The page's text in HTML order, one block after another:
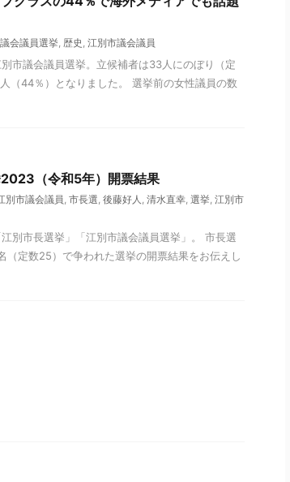
会議員選挙, 歴史 , 江別市議会議員
市議会議員選挙。立候補者は33人にのぼり（定
（44％）となりました。 選挙前の女性議員の数
（令和5年）開票結果
別市議会議員, 市長選, 後藤好人 , 清水直幸, 選挙, 江別市
別市長選挙」「江別市議会議員選挙」。 市長選
（定数25）で争われた選挙の開票結果をお伝えし